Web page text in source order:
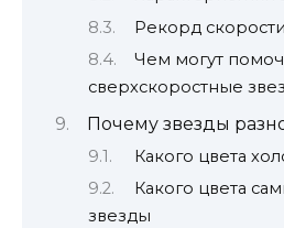
Рекорд скорости
Чем могут
сверхскоростные
Почему звезды
Какого цвета
Какого цвета
звезды